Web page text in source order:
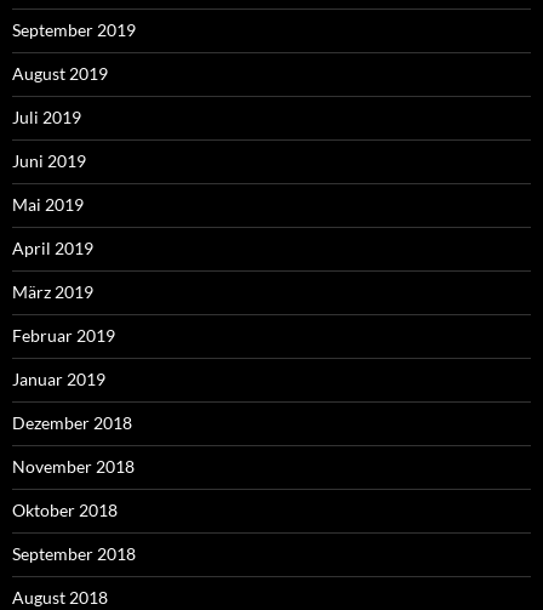
September 2019
August 2019
Juli 2019
Juni 2019
Mai 2019
April 2019
März 2019
Februar 2019
Januar 2019
Dezember 2018
November 2018
Oktober 2018
September 2018
August 2018